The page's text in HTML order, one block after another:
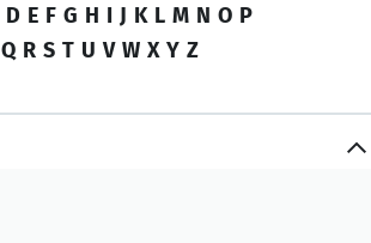
D E F G H I J K L M N O P
Q R S T U V W X Y Z